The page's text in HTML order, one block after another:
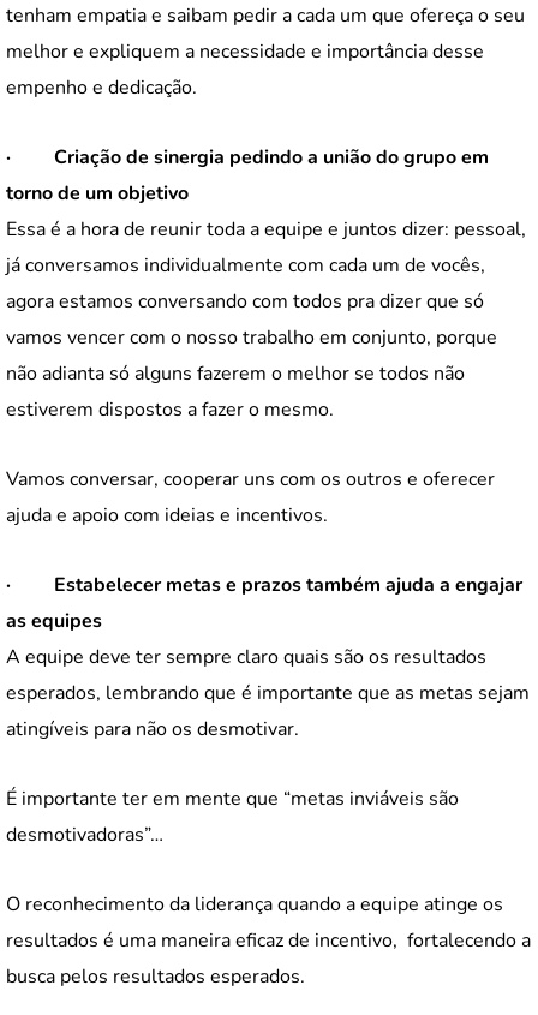
tenham empatia e saibam pedir a cada um que ofereça o seu
melhor e expliquem a necessidade e importância desse
empenho e dedicação.
· Criação de sinergia pedindo a união do grupo em
torno de um objetivo
Essa é a hora de reunir toda a equipe e juntos dizer: pessoal,
já conversamos individualmente com cada um de vocês,
agora estamos conversando com todos pra dizer que só
vamos vencer com o nosso trabalho em conjunto, porque
não adianta só alguns fazerem o melhor se todos não
estiverem dispostos a fazer o mesmo.
Vamos conversar, cooperar uns com os outros e oferecer
ajuda e apoio com ideias e incentivos.
· Estabelecer metas e prazos também ajuda a engajar
as equipes
A equipe deve ter sempre claro quais são os resultados
esperados, lembrando que é importante que as metas sejam
atingíveis para não os desmotivar.
É importante ter em mente que “metas inviáveis são
desmotivadoras”…
O reconhecimento da liderança quando a equipe atinge os
resultados é uma maneira eficaz de incentivo, fortalecendo a
busca pelos resultados esperados.